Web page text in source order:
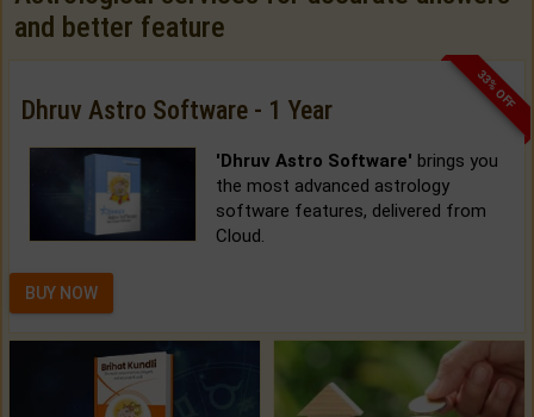
and better feature
33% OFF
Dhruv Astro Software - 1 Year
'Dhruv Astro Software' brings you
the most advanced astrology
software features, delivered from
Cloud.
BUY NOW